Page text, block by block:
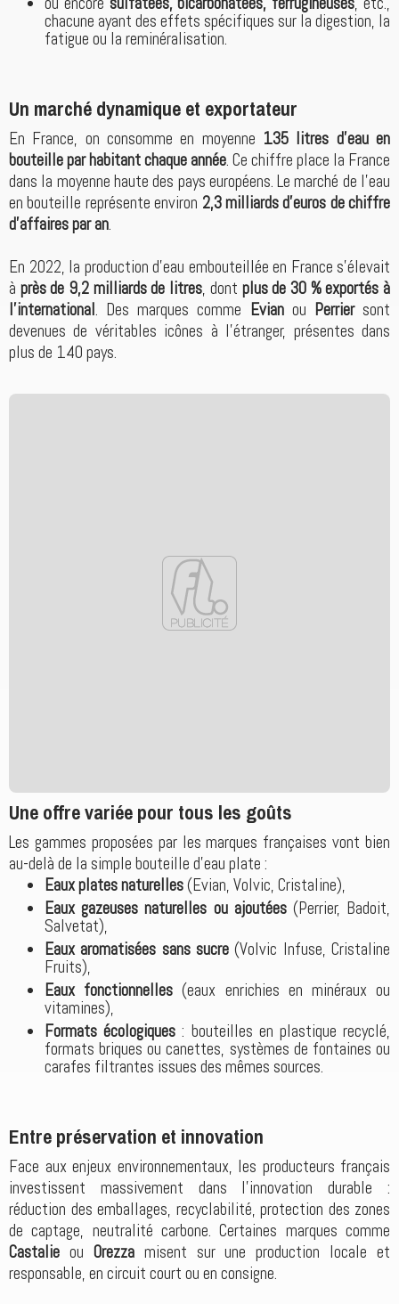
chacune ayant des effets spécifiques sur la digestion, la
fatigue ou la reminéralisation.
Un marché dynamique et exportateur
En France, on consomme en moyenne 135 litres d’eau en
bouteille par habitant chaque année. Ce chiffre place la France
dans la moyenne haute des pays européens. Le marché de l’eau
en bouteille représente environ 2,3 milliards d’euros de chiffre
d'affaires par an.
En 2022, la production d’eau embouteillée en France s’élevait
à près de 9,2 milliards de litres, dont plus de 30 % exportés à
l’international. Des marques comme Evianou Perriersont
devenues de véritables icônes à l'étranger, présentes dans
plus de 140 pays.
Une offre variée pour tous les goûts
Les gammes proposées par les marques françaises vont bien
au-delà de la simple bouteille d’eau plate :
Eaux plates naturelles(Evian, Volvic, Cristaline),
Eaux gazeuses naturelles ou ajoutées(Perrier, Badoit,
Salvetat),
Eaux aromatisées sans sucre (Volvic Infuse, Cristaline
Fruits),
Eaux fonctionnelles (eaux enrichies en minéraux ou
vitamines),
Formats écologiques : bouteilles en plastique recyclé,
formats briques ou canettes, systèmes de fontaines ou
carafes filtrantes issues des mêmes sources.
Entre préservation et innovation
Face aux enjeux environnementaux, les producteurs français
investissent massivement dans l’innovation durable :
réduction des emballages, recyclabilité, protection des zones
de captage, neutralité carbone. Certaines marques comme
Castalie ou Orezzamisent sur une production locale et
responsable, en circuit court ou en consigne.